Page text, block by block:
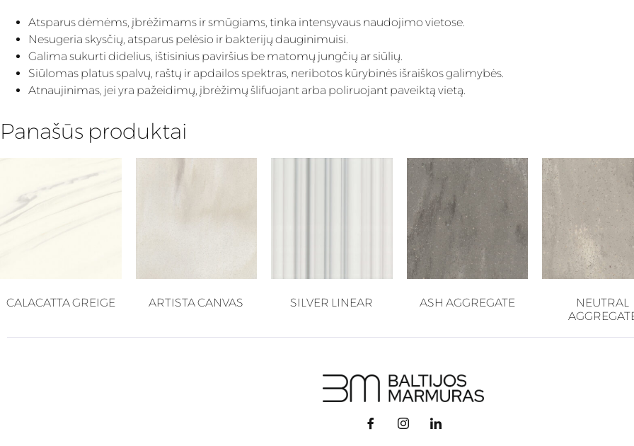
Atsparus dėmėms, įbrėžimams ir smūgiams, tinka intensyvaus naudojimo vietose.
Nesugeria skysčių, atsparus pelėsio ir bakterijų dauginimuisi.
Galima sukurti didelius, ištisinius paviršius be matomų jungčių ar siūlių.
Siūlomas platus spalvų, raštų ir apdailos spektras, neribotos kūrybinės išraiškos galimybės.
Atnaujinimas, jei yra pažeidimų, įbrėžimų šlifuojant arba poliruojant paveiktą vietą.
Panašūs produktai
CALACATTA GREIGE ARTISTA CANVAS SILVER LINEAR ASH AGGREGATE
NEUTRAL